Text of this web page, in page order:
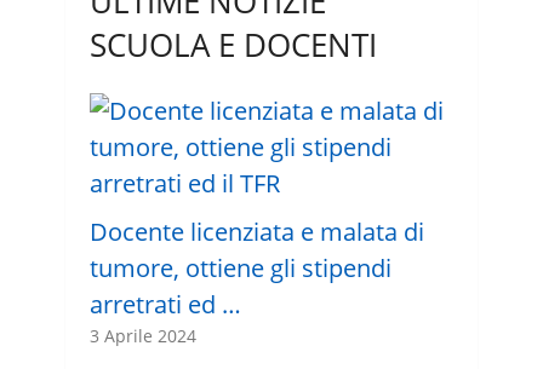
SCUOLA E DOCENTI
Docente licenziata e malata di
tumore, ottiene gli stipendi
arretrati ed …
3 Aprile 2024